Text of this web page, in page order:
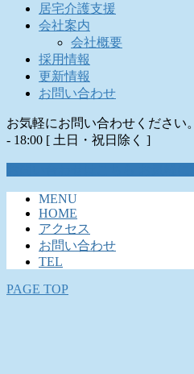
居宅介護支援
会社案内
会社概要
採用情報
更新情報
お問い合わせ
お気軽にお問い合わせください。
- 18:00 [ 土日・祝日除く ]
MENU
HOME
アクセス
お問い合わせ
TEL
PAGE TOP